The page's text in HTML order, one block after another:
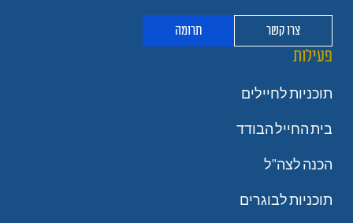
צרו קשר תרומה
פעילות
תוכניות לחיילים
בית החייל הבודד
הכנה לצה"ל
תוכניות לבוגרים